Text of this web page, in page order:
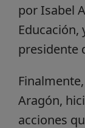
por Isabel
Educación,
presidente
Aragón,
acciones